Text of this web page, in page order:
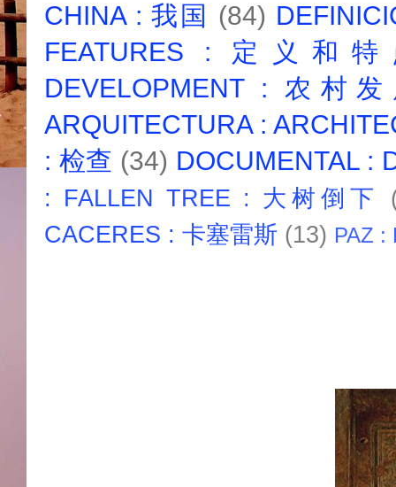
CHINA : 我国 (84)
FEATURES : 定义和
DEVELOPMENT : 农村
ARQUITECTURA :
: 检查 (34) DOCUMENTAL :
: FALLEN TREE : 大树倒下
CACERES : 卡塞雷斯 (13) PAZ :